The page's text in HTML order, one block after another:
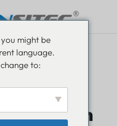
Bluetooth
might be
language.
to: